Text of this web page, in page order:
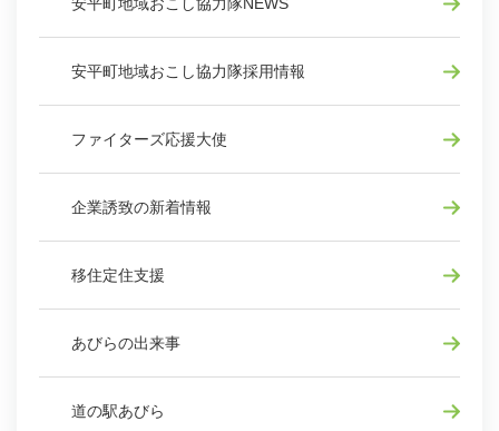
安平町地域おこし協力隊採用情報
ファイターズ応援大使
企業誘致の新着情報
移住定住支援
あびらの出来事
道の駅あびら